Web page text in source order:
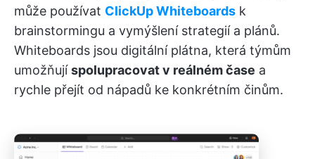
může používat ClickUp Whiteboards k
brainstormingu a vymýšlení strategií a plánů.
Whiteboards jsou digitální plátna, která týmům
umožňujíspolupracovat v reálném čase a
rychle přejít od nápadů ke konkrétním činům.